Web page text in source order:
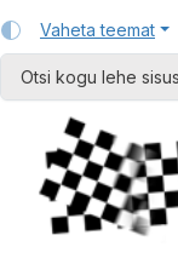
Vaheta teemat